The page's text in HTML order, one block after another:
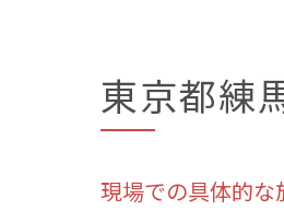
東京都練
現場での具体的な